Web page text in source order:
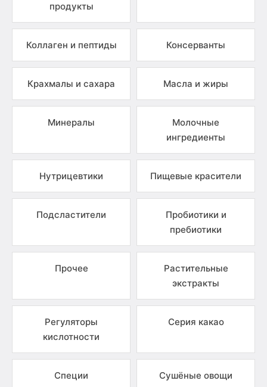
продукты
Коллаген и пептиды Консерванты
Крахмалы и сахара Масла и жиры
Минералы
Молочные
ингредиенты
Нутрицевтики Пищевые красители
Подсластители
Пробиотики и
пребиотики
Прочее
Растительные
экстракты
Регуляторы
кислотности
Серия какао
Специи Сушёные овощи